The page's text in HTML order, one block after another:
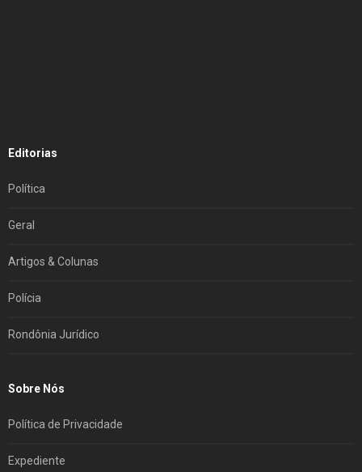
Editorias
Política
Geral
Artigos & Colunas
Polícia
Rondônia Jurídico
Sobre Nós
Política de Privacidade
Expediente